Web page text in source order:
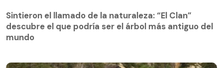
descubre el que podría ser el árbol más antiguo del
mundo
Sintieron el llamado de la naturaleza: “El Clan”
descubre el que podría ser el árbol más antiguo del
mundo